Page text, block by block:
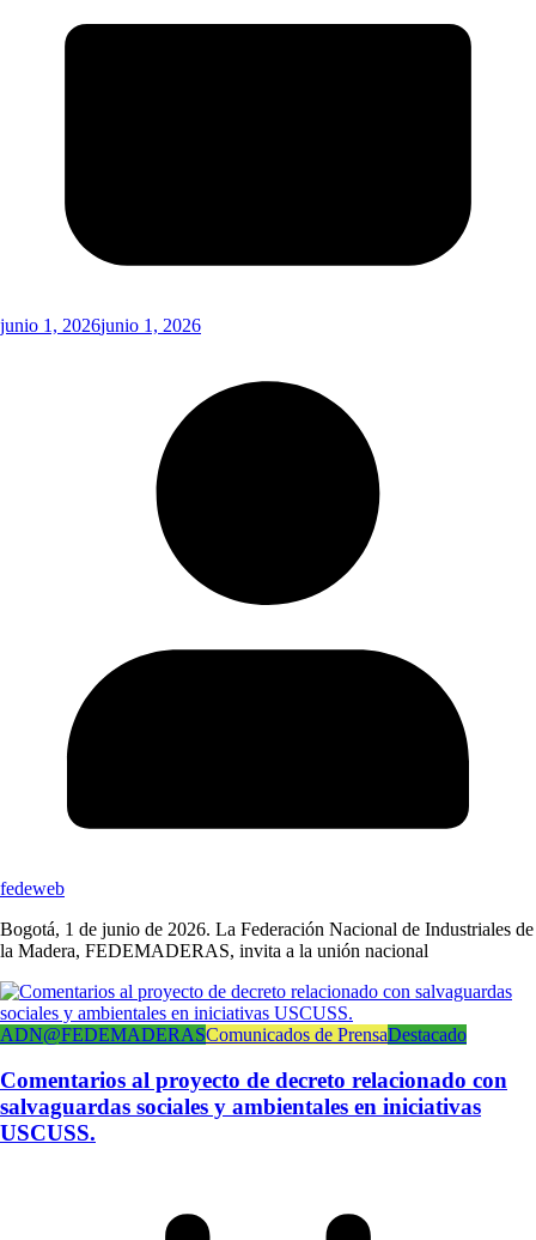
junio 1, 2026junio 1, 2026
fedeweb
Bogotá, 1 de junio de 2026. La Federación Nacional de Industriales de
la Madera, FEDEMADERAS, invita a la unión nacional
ADN@FEDEMADERASComunicados de PrensaDestacado
Comentarios al proyecto de decreto relacionado con
salvaguardas sociales y ambientales en iniciativas
USCUSS.